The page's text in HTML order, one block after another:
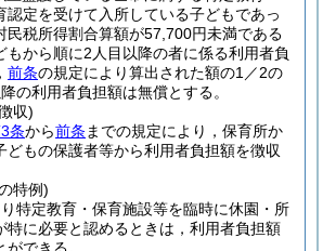
認定を受けて入所している子どもであっ
民税所得割合算額が57,700円未満である
もから順に2人目以降の者に係る利用者負
前条の規定により算出された額の1／2の
の利用者負担額は無償とする。
収)
条から前条 までの規定により，保育所か
どもの保護者等から利用者負担額を徴収
特例)
特定教育・保育施設等を臨時に休園・所
特に必要と認めるときは，利用者負担額